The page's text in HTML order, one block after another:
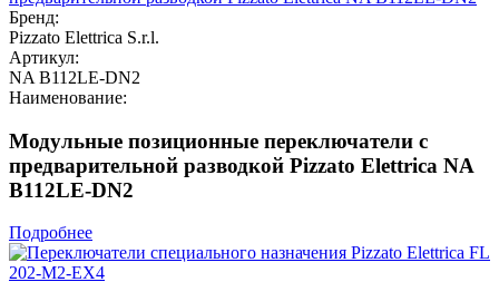
Бренд:
Pizzato Elettrica S.r.l.
Артикул:
NA B112LE-DN2
Наименование:
Модульные позиционные переключатели с
предварительной разводкой Pizzato Elettrica NA
B112LE-DN2
Подробнее